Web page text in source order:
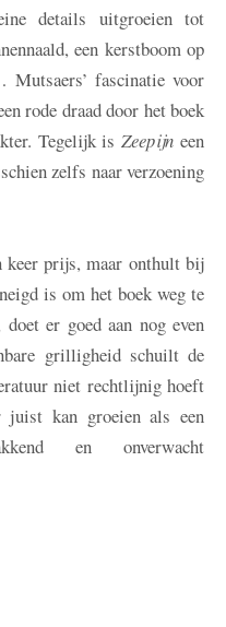
details uitgroeien tot
een kerstboom op
fascinatie voor
rode draad door het boek
Tegelijk isZeepijneen
zelfs naar verzoening
keer prijs, maar onthult bij
is om het boek weg te
er goed aan nog even
grilligheid schuilt de
niet rechtlijnig hoeft
kan groeien als een
en onverwacht